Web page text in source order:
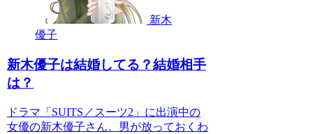
新木
優子
新木優子は結婚してる？結婚相手
は？
ドラマ「SUITS／スーツ2」に出演中の
女優の新木優子さん。男が放っておくわ